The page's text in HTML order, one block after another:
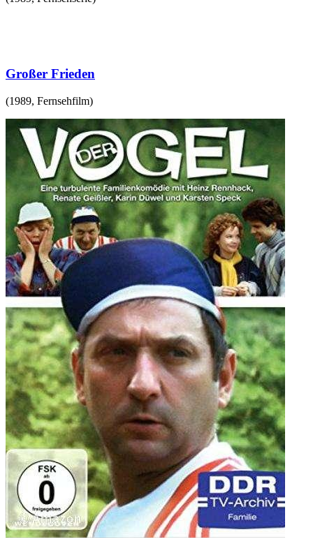
Großer Frieden
(1989, Fernsehfilm)